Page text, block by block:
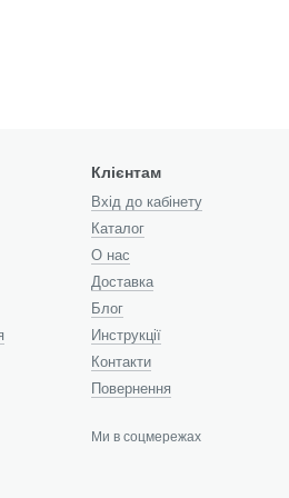
Клієнтам
Вхід до кабінету
Каталог
О нас
Доставка
Блог
Инструкції
Контакти
Повернення
Ми в соцмережах